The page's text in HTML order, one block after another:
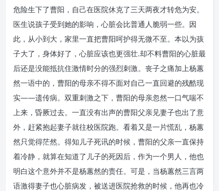
危险生下了曹阳，自己在医院休克了三天两夜才转危为安。
医生说孩子受到她的影响，心脏会比普通人脆弱一些。因
此，从小到大，家里一直把曹阳呵护得无微不至。本以为孩
子大了，身体好了，心脏应该也更强壮.却不料曹阳的心脏最
后还是没能抵抗住激情时分的强烈刺激。丧子之痛加上杨蕙
然一语中的，曹阳的母亲不得不面对自己一直回避的残酷现
实——遗传病。双重刺激之下，曹阳的母亲忽然一口气喘不
上来，昏厥过去。一直没有出声的曹阳父亲见妻子也出了意
外，赶紧抱起妻子就往校医院跑。看着又是一片慌乱，杨蕙
然只觉得茫然。得知儿子死讯的时候，曹阳的父亲一直保持
着冷静，就算在知道了儿子的死因后，作为一个男人，他也
明白这个意外并不是杨蕙然的责任。可是，当杨蕙然三言两
语激得妻子也心脏病发，被送进医院抢救的时候，他再也冷